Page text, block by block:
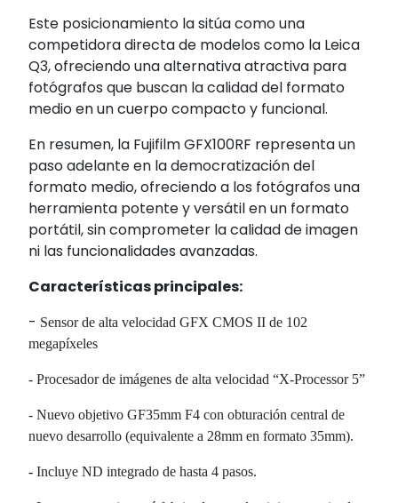
Este posicionamiento la sitúa como una
competidora directa de modelos como la Leica
Q3, ofreciendo una alternativa atractiva para
fotógrafos que buscan la calidad del formato
medio en un cuerpo compacto y funcional.
En resumen, la Fujifilm GFX100RF representa un
paso adelante en la democratización del
formato medio, ofreciendo a los fotógrafos una
herramienta potente y versátil en un formato
portátil, sin comprometer la calidad de imagen
ni las funcionalidades avanzadas.
Características principales:
- Sensor de alta velocidad GFX CMOS II de 102
megapíxeles
- Procesador de imágenes de alta velocidad “X-Processor 5”
- Nuevo objetivo GF35mm F4 con obturación central de
nuevo desarrollo (equivalente a 28mm en formato 35mm).
- Incluye ND integrado de hasta 4 pasos.